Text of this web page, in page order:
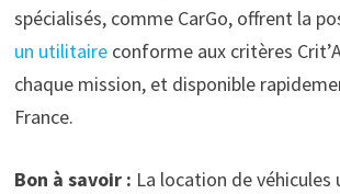
spécialisés, comme CarGo, offrent la
un utilitaireconforme aux critères
chaque mission, et disponible
France.
Bon à savoir : La location de